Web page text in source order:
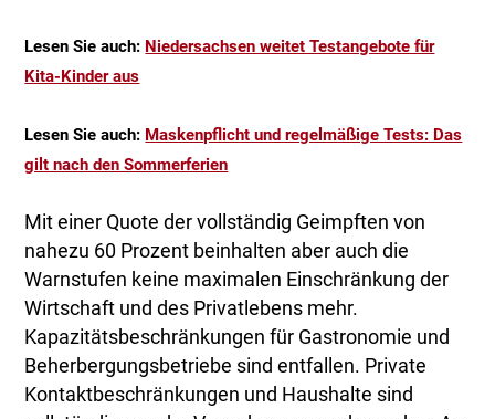
Lesen Sie auch: Niedersachsen weitet Testangebote für
Kita-Kinder aus
Lesen Sie auch: Maskenpflicht und regelmäßige Tests: Das
gilt nach den Sommerferien
Mit einer Quote der vollständig Geimpften von
nahezu 60 Prozent beinhalten aber auch die
Warnstufen keine maximalen Einschränkung der
Wirtschaft und des Privatlebens mehr.
Kapazitätsbeschränkungen für Gastronomie und
Beherbergungsbetriebe sind entfallen. Private
Kontaktbeschränkungen und Haushalte sind